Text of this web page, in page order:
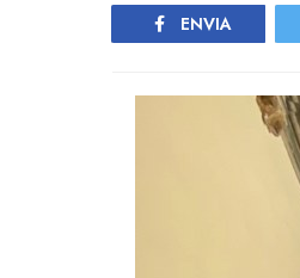
ENVIA